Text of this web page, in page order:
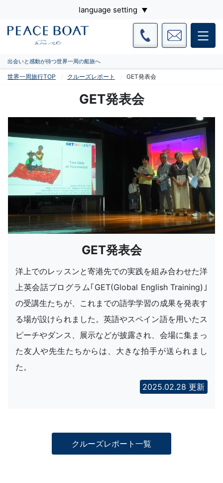
language setting
出会いと感動が待つ世界一周の船旅へ
世界一周旅行TOP クルーズレポート GET発表会
GET発表会
GET発表会
洋上でのレッスンと寄港先での実践を組み合わせた洋
上英会話プログラム｢GET(Global English Training)｣
の受講生たちが、これまでの語学学習の成果を発表す
る場が設けられました。英語やスペイン語を用いたス
ピーチやダンス、展示などが披露され、会場に集まっ
た友人や先生たちからは、大きな拍手が送られまし
た。
2025.02.28 更新
クルーズレポート一覧